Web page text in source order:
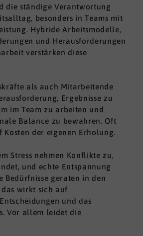
die ständige Verantwortung
besonders in Teams mit
Hybride Arbeitsmodelle,
und Herausforderungen
verstärken diese
als auch Mitarbeitende
Ergebnisse zu
im Team zu arbeiten und
Balance zu bewahren. Oft
Kosten der eigenen Erholung.
Stress nehmen Konflikte zu,
und echte Entspannung
Bedürfnisse geraten in den
wirkt sich auf
und das
Vor allem leidet die